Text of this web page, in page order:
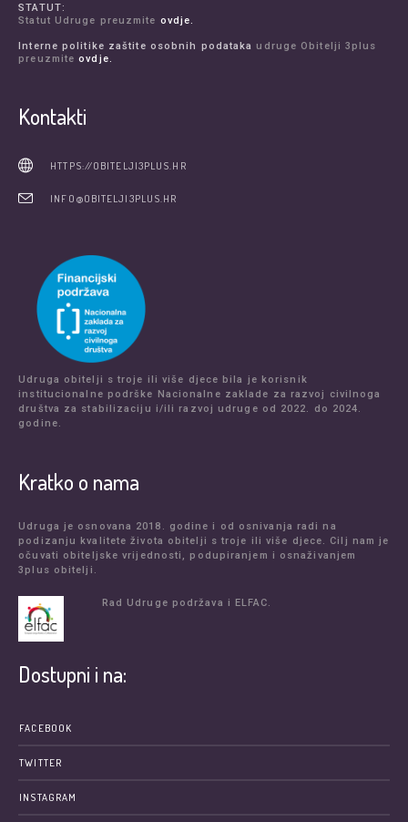
STATUT:
Statut Udruge preuzmite ovdje.
Interne politike zaštite osobnih podataka udruge Obitelji 3plus
preuzmiteovdje.
Kontakti
HTTPS://OBITELJI3PLUS.HR
INFO@OBITELJI3PLUS.HR
Udruga obitelji s troje ili više djece bila je korisnik
institucionalne podrške Nacionalne zaklade za razvoj civilnoga
društva za stabilizaciju i/ili razvoj udruge od 2022. do 2024.
godine.
Kratko o nama
Udruga je osnovana 2018. godine i od osnivanja radi na
podizanju kvalitete života obitelji s troje ili više djece. Cilj nam je
očuvati obiteljske vrijednosti, podupiranjem i osnaživanjem
3plus obitelji.
Rad Udruge podržava i ELFAC.
Dostupni i na:
FACEBOOK
TWITTER
INSTAGRAM